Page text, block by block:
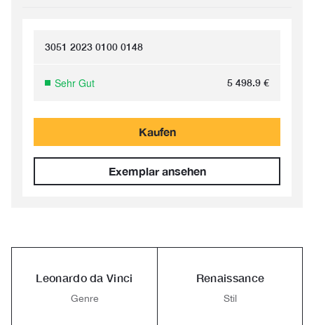
3051 2023 0100 0148
Sehr Gut 5 498.9 €
Kaufen
Exemplar ansehen
Leonardo da Vinci
Genre
Renaissance
Stil